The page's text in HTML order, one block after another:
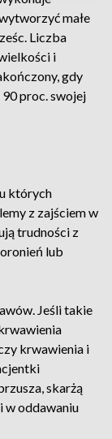
małe
Liczba
i
gdy
proc. swojej
których
z zajściem w
trudności z
lub
Jeśli takie
krwawienia i
skarżą
w oddawaniu